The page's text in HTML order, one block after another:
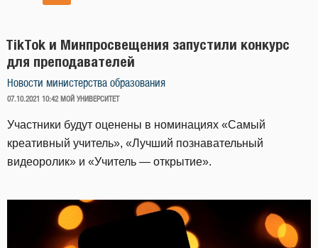
TikTok и Минпросвещения запустили конкурс
для преподавателей
Новости министерства образования
ОПУБЛИКОВАНО
07.10.2021 10:42 МОЙ УНИВЕРСИТЕТ
Участники будут оценены в номинациях «Самый
креативный учитель», «Лучший познавательный
видеоролик» и «Учитель — открытие».